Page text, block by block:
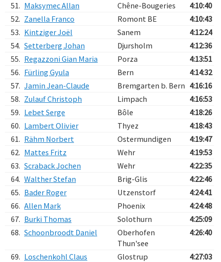
51. Maksymec Allan Chêne-Bougeries
4:10:40
52. Zanella Franco Romont BE
4:10:43
53. Kintziger Joël Sanem
4:12:24
54. Setterberg Johan Djursholm
4:12:36
55. Regazzoni Gian Maria Porza
4:13:51
56. Fürling Gyula Bern
4:14:32
57. Jamin Jean-Claude Bremgarten b. Bern 4:16:16
58. Zulauf Christoph Limpach
4:16:53
59. Lebet Serge Bôle
4:18:26
60. Lambert Olivier Thyez
4:18:43
61. Rähm Norbert Ostermundigen
4:19:47
62. Mattes Fritz Wehr
4:19:53
63. Scraback Jochen Wehr
4:22:35
64. Walther Stefan Brig-Glis
4:22:46
65. Bader Roger Utzenstorf
4:24:41
66. Allen Mark Phoenix
4:24:48
67. Burki Thomas Solothurn
4:25:09
68. Schoonbroodt Daniel
Oberhofen
Thun'see
4:26:40
69. Loschenkohl Claus Glostrup
4:27:03